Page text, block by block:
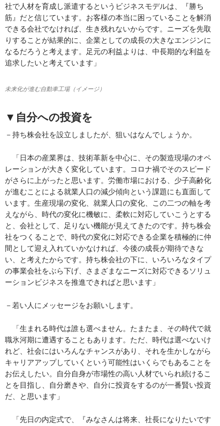
社で人材を育成し派遣するというビジネスモデルは、『勝ち
筋』だと信じています。お客様の本当に困っていることを解消
できる会社でなければ、生き残れないからです。ニーズを先取
りすることが結果的に、企業としての成長の大きなエンジンに
なるだろうと考えます。足元の利益よりは、中長期的な利益を
追求したいと考えています」
未来化が進む自動車工場（イメージ）
▼自分への投資を
－持ち株会社を設立しましたが、狙いはなんでしょうか。
「日本の産業界は、技術革新を中心に、その製造現場のオペ
レーションが大きく変化しています。コロナ禍でそのスピード
がさらに上がったと思います。労働市場における、少子高齢化
が進むことによる就業人口の減少傾向という課題にも直面して
います。生産現場の変化、就業人口の変化、この二つの軸を考
えながら、時代の変化に機敏に、柔軟に対応していこうとする
と、会社として、足りない機能が見えてきたのです。持ち株会
社をつくることで、時代の変化に対応できる企業を積極的に仲
間として迎え入れていかなければ、今後の成長が期待できな
い、と考えたからです。持ち株会社の下に、いろいろなタイプ
の事業会社をぶら下げ、さまざまなニーズに対応できるソリュ
ーションビジネスを推進できればと思います」
－若い人にメッセージをお願いします。
「生まれる時代は誰も選べません。たまたま、その時代で就
職氷河期に遭遇することもあります。ただ、時代は選べないけ
れど、社会にはいろんなチャンスがあり、それを生かしながら
キャリアアップしていくという可能性はいくらでもあることを
お伝えしたい。自分自身が市場性の高い人材でいられ続けるこ
とを目指し、自分磨きや、自分に投資をするのが一番賢い投資
だ、と思います」
「先日の内定式で、『みなさんは将来、社長になりたいです